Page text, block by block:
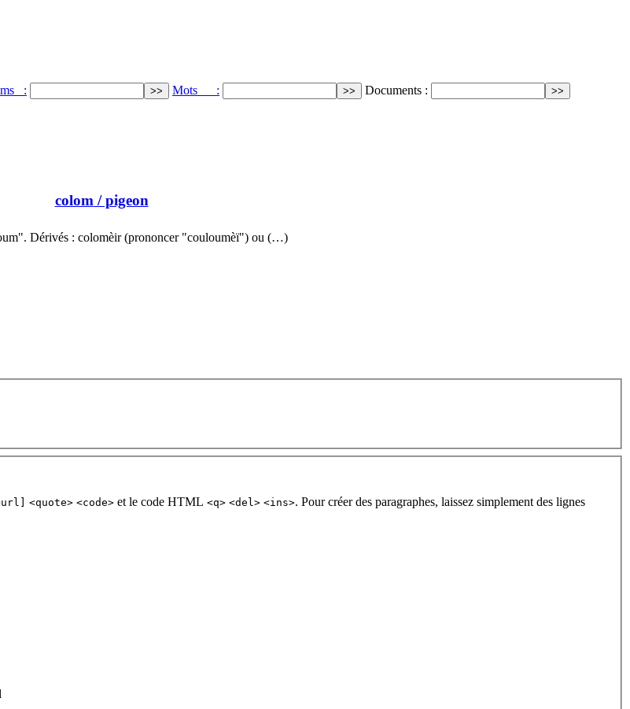
: Mots : Documents :
colom/ pigeon
Dérivés : colomèir (prononcer "couloumèï") ou (…)
<quote> <code> et le code HTML <q> <del> <ins>. Pour créer des paragraphes, laissez simplement des lignes